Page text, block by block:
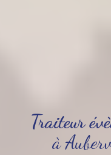
Traiteur
à